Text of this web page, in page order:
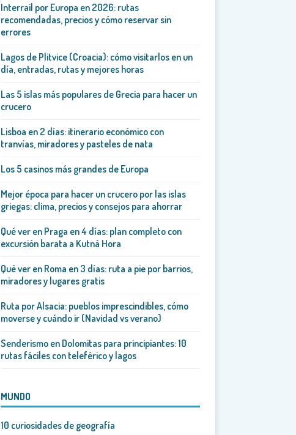
Interrail por Europa en 2026: rutas
recomendadas, precios y cómo reservar sin
errores
Lagos de Plitvice (Croacia): cómo visitarlos en un
día, entradas, rutas y mejores horas
Las 5 islas más populares de Grecia para hacer un
crucero
Lisboa en 2 días: itinerario económico con
tranvías, miradores y pasteles de nata
Los 5 casinos más grandes de Europa
Mejor época para hacer un crucero por las islas
griegas: clima, precios y consejos para ahorrar
Qué ver en Praga en 4 días: plan completo con
excursión barata a Kutná Hora
Qué ver en Roma en 3 días: ruta a pie por barrios,
miradores y lugares gratis
Ruta por Alsacia: pueblos imprescindibles, cómo
moverse y cuándo ir (Navidad vs verano)
Senderismo en Dolomitas para principiantes: 10
rutas fáciles con teleférico y lagos
MUNDO
10 curiosidades de geografía